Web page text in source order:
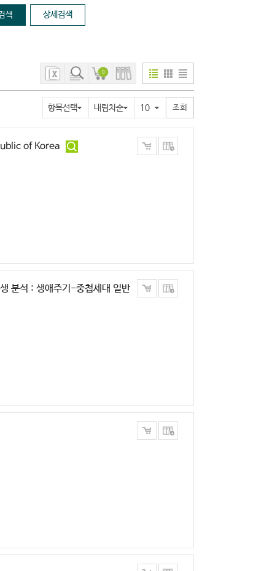
문의하기
상세검색
0
항목선택 내림차순 10
of Korea
분석 : 생애주기-중첩세대 일반